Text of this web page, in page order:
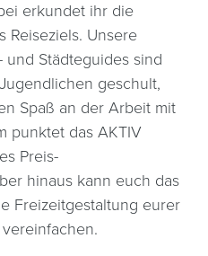
erkundet ihr die
Reiseziels. Unsere
und Städteguides sind
geschult,
Spaß an der Arbeit mit
punktet das AKTIV
Preis-
hinaus kann euch das
Freizeitgestaltung eurer